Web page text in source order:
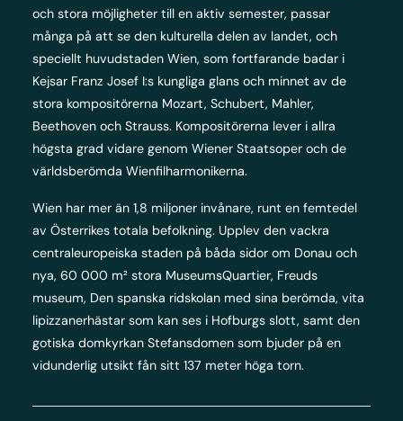
och stora möjligheter till en aktiv semester, passar
många på att se den kulturella delen av landet, och
speciellt huvudstaden Wien, som fortfarande badar i
Kejsar Franz Josef I:s kungliga glans och minnet av de
stora kompositörerna Mozart, Schubert, Mahler,
Beethoven och Strauss. Kompositörerna lever i allra
högsta grad vidare genom Wiener Staatsoper och de
världsberömda Wienfilharmonikerna.
Wien har mer än 1,8 miljoner invånare, runt en femtedel
av Österrikes totala befolkning. Upplev den vackra
centraleuropeiska staden på båda sidor om Donau och
nya, 60 000 m² stora MuseumsQuartier, Freuds
museum, Den spanska ridskolan med sina berömda, vita
lipizzanerhästar som kan ses i Hofburgs slott, samt den
gotiska domkyrkan Stefansdomen som bjuder på en
vidunderlig utsikt fån sitt 137 meter höga torn.